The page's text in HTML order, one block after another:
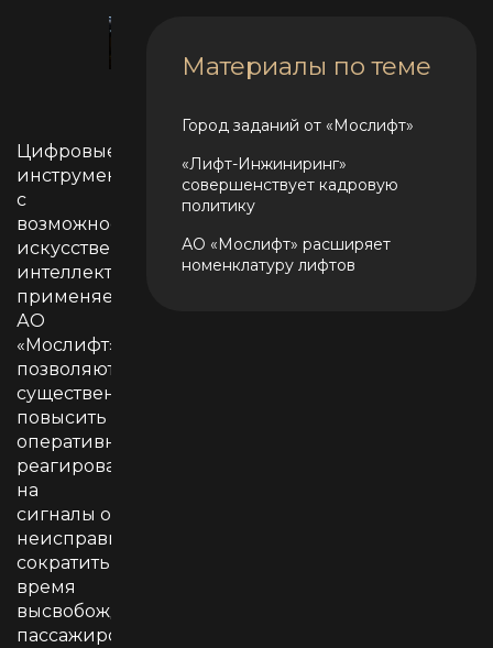
Цифровые
инструменты
с
возможностями
искусственного
интеллекта,
применяемые
АО
«Мослифт»,
позволяют
существенно
повысить
оперативность
реагирования
на
сигналы о
неисправностях,
сократить
время
высвобождения
пассажиров
Материалы по теме
Город заданий от «Мослифт»
«Лифт-Инжиниринг»
совершенствует кадровую
политику
АО «Мослифт» расширяет
номенклатуру лифтов